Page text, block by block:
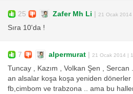
25 Zafer Mh Li | 21 Ocak
Sıra 10'da !
7 alpermurat | 21 Ocak 2014 |
Tuncay , Kazım , Volkan Şen ,
an alsalar koşa koşa yeniden dönerler
fb,cimbom ve trabzona .. ama bu